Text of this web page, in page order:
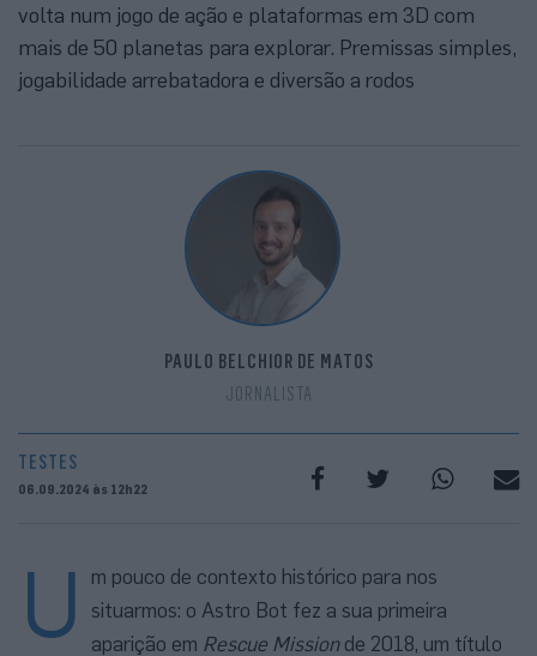
volta num jogo de ação e plataformas em 3D com
mais de 50 planetas para explorar. Premissas simples,
jogabilidade arrebatadora e diversão a rodos
PAULO BELCHIOR DE MATOS
JORNALISTA
TESTES
06.09.2024 às 12h22
U
m pouco de contexto histórico para nos
situarmos: o Astro Bot fez a sua primeira
aparição em Rescue Missionde 2018, um título